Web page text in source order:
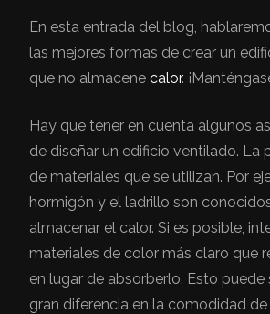
En esta entrada del blog,
las mejores formas de crear un
que no almacene calor.
Hay que tener en cuenta algunos
de diseñar un edificio ventilado. La
de materiales que se utilizan. Por
hormigón y el ladrillo son
almacenar el calor. Si es posible,
materiales de color más claro que
en lugar de absorberlo. Esto puede
gran diferencia en la comodidad